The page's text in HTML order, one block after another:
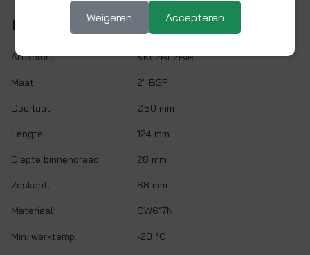
Kenmerken
Artikelnr.: KKL2BI-2BIR
Maat: 2" BSP
Doorlaat: Ø50 mm
Lengte: 124 mm
Diepte binnendraad: 28 mm
Zeskant: 68 mm
Materiaal: CW617N
Min. werktemp.: -20 °C
Weigeren Accepteren